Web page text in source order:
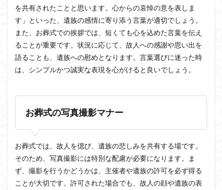
を共有されたことと思います。心からの哀悼の意を表しま
す」といった、遺族の感情に寄り添う言葉が適切でしょう。
また、お葬式での挨拶では、短くても心を込めた言葉を伝え
ることが重要です。状況に応じて、故人への感謝や思い出を
語ることも、遺族への慰めとなります。言葉選びに迷った時
は、シンプルかつ誠実な表現を心がけると良いでしょう。
お葬式の写真撮影マナー
お葬式では、故人を偲び、遺族の悲しみを共有する場です。
そのため、写真撮影には特別な配慮が必要になります。ま
ず、撮影を行うかどうかは、主催者や遺族の許可を必ず得る
ことが大切です。許可された場合でも、故人の顔や遺族の表